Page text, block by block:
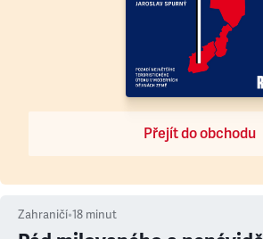
Přejít do obchodu
Zahraničí•18 minut